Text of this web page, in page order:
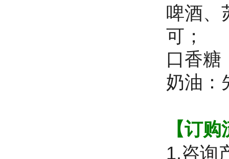
啤酒、
可；
口香糖
奶油：
【订
1.咨询